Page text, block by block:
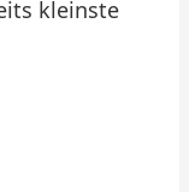
kleinste